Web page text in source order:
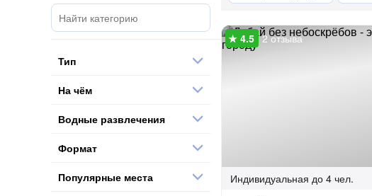
2 отзыва
Индивидуальная до 4 чел.
Тип
На чём
Водные развлечения
Формат
Популярные места